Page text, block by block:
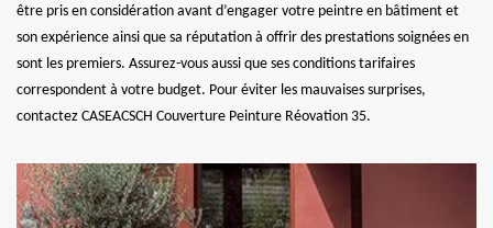
être pris en considération avant d’engager votre peintre en bâtiment et
son expérience ainsi que sa réputation à offrir des prestations soignées en
sont les premiers. Assurez-vous aussi que ses conditions tarifaires
correspondent à votre budget. Pour éviter les mauvaises surprises,
contactez CASEACSCH Couverture Peinture Réovation 35.